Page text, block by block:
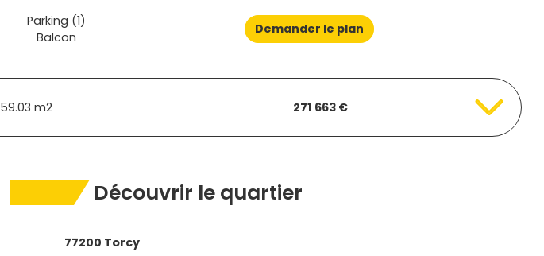
Parking (1)
Balcon
Demander le plan
59.03 m2 271 663 €
Découvrir le quartier
77200 Torcy